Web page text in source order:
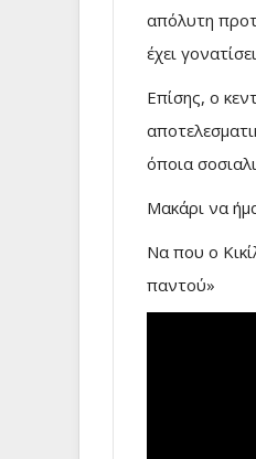
απόλυτη
έχει
Επίσης, ο
όποια
Μακάρι να
Να που ο
παντού»